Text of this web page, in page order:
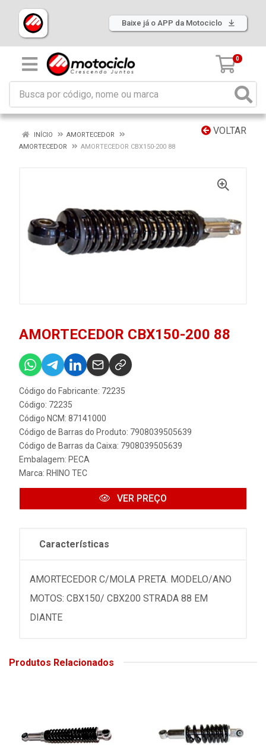
Baixe já o APP da Motociclo
0
VOLTAR
INÍCIO
AMORTECEDOR
AMORTECEDOR
AMORTECEDOR CBX150-200 88
AMORTECEDOR CBX150-200 88
Código do Fabricante: 72235
Código: 72235
Código NCM: 87141000
Código de Barras do Produto: 7908039505639
Código de Barras da Caixa: 7908039505639
Embalagem: PECA
Marca: RHINO TEC
VER PREÇO
Características
AMORTECEDOR C/MOLA PRETA. MODELO/ANO
MOTOS: CBX150/ CBX200 STRADA 88 EM
DIANTE
Produtos Relacionados